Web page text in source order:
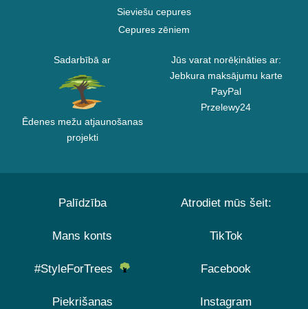
Sieviešu cepures
Cepures zēniem
Sadarbībā ar
Ēdenes mežu atjaunošanas
projekti
Jūs varat norēķināties ar:
Jebkura maksājumu karte
PayPal
Przelewy24
Palīdzība
Mans konts
#StyleForTrees
Piekrišanas
Atrodiet mūs šeit:
TikTok
Facebook
Instagram